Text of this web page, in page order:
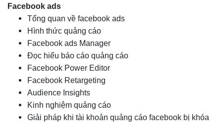
Facebook ads
Tổng quan về facebook ads
Hình thức quảng cáo
Facebook ads Manager
Đọc hiểu báo cáo quảng cáo
Facebook Power Editor
Facebook Retargeting
Audience Insights
Kinh nghiệm quảng cáo
Giải pháp khi tài khoản quảng cáo facebook bị khóa